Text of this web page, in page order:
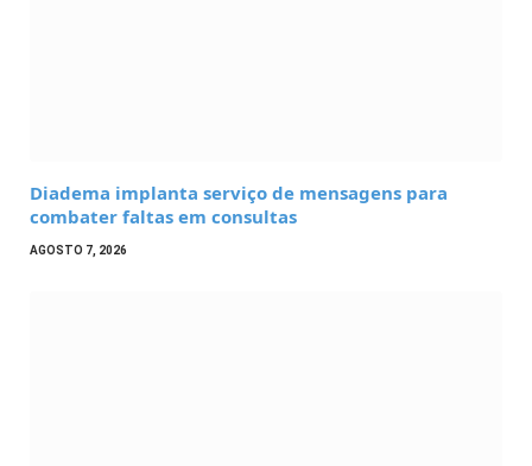
Diadema implanta serviço de mensagens para
combater faltas em consultas
AGOSTO 7, 2026